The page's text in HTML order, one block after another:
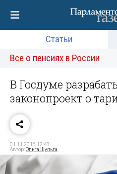
Статьи
Все о пенсиях в России
В Госдуме
законопроект о
01.11.2016 12:48
Автор:Ольга Шульга